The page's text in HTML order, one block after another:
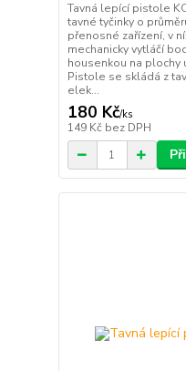
Tavná lepící pistole
tavné tyčinky o
přenosné zařízení, v
mechanicky vytláčí
housenkou na plochy
Pistole se skládá z
elek...
180 Kč/ks
149 Kč bez DPH